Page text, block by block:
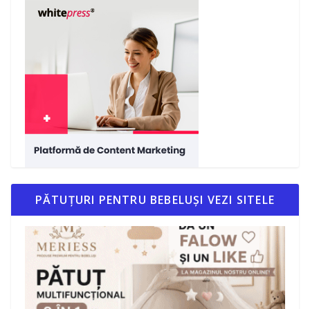
PĂTUȚURI PENTRU BEBELUȘI VEZI SITELE